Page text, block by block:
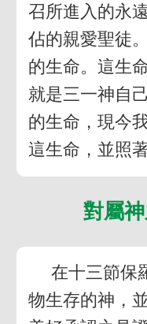
召所進入的永
佔的親愛聖徒
的生命。這生
就是三一神自
的生命，現今
這生命，並照
對屬
在十三節保
物生存的神，